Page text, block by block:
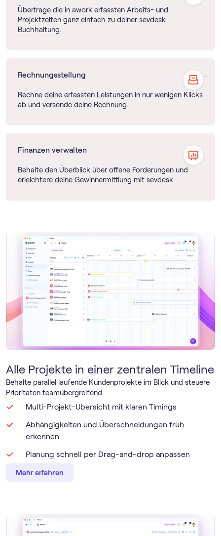
Übertrage die in awork erfassten Arbeits- und
Projektzeiten ganz einfach zu deiner sevdesk
Buchhaltung.
Rechnungsstellung
Rechne deine erfassten Leistungen in nur wenigen Klicks
ab und versende deine Rechnung.
Finanzen verwalten
Behalte den Überblick über offene Forderungen und
erleichtere deine Gewinnermittlung mit sevdesk.
Alle Projekte in einer zentralen Timeline
Behalte parallel laufende Kundenprojekte im Blick und steuere
Prioritäten teamübergreifend.
Multi-Projekt-Übersicht mit klaren Timings
Abhängigkeiten und Überschneidungen früh
erkennen
Planung schnell per Drag-and-drop anpassen
Mehr erfahren